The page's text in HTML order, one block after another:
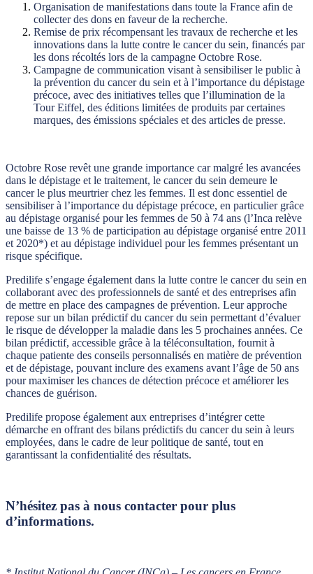
Organisation de manifestations dans toute la France afin de
collecter des dons en faveur de la recherche.
Remise de prix récompensant les travaux de recherche et les
innovations dans la lutte contre le cancer du sein, financés par
les dons récoltés lors de la campagne Octobre Rose.
Campagne de communication visant à sensibiliser le public à
la prévention du cancer du sein et à l’importance du dépistage
précoce, avec des initiatives telles que l’illumination de la
Tour Eiffel, des éditions limitées de produits par certaines
marques, des émissions spéciales et des articles de presse.
Octobre Rose revêt une grande importance car malgré les avancées
dans le dépistage et le traitement, le cancer du sein demeure le
cancer le plus meurtrier chez les femmes. Il est donc essentiel de
sensibiliser à l’importance du dépistage précoce, en particulier grâce
au dépistage organisé pour les femmes de 50 à 74 ans (l’Inca relève
une baisse de 13 % de participation au dépistage organisé entre 2011
et 2020*) et au dépistage individuel pour les femmes présentant un
risque spécifique.
Predilife s’engage également dans la lutte contre le cancer du sein en
collaborant avec des professionnels de santé et des entreprises afin
de mettre en place des campagnes de prévention. Leur approche
repose sur un bilan prédictif du cancer du sein permettant d’évaluer
le risque de développer la maladie dans les 5 prochaines années. Ce
bilan prédictif, accessible grâce à la téléconsultation, fournit à
chaque patiente des conseils personnalisés en matière de prévention
et de dépistage, pouvant inclure des examens avant l’âge de 50 ans
pour maximiser les chances de détection précoce et améliorer les
chances de guérison.
Predilife propose également aux entreprises d’intégrer cette
démarche en offrant des bilans prédictifs du cancer du sein à leurs
employées, dans le cadre de leur politique de santé, tout en
garantissant la confidentialité des résultats.
N’hésitez pas à nous contacter pour plus
d’informations.